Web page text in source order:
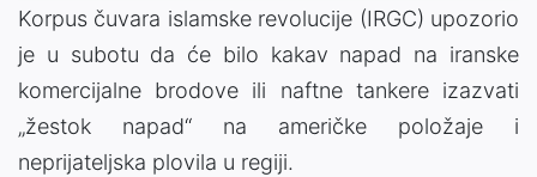
Korpus čuvara islamske revolucije (IRGC) upozorio
je u subotu da će bilo kakav napad na iranske
komercijalne brodove ili naftne tankere izazvati
„žestok napad“ na američke položaje i
neprijateljska plovila u regiji.